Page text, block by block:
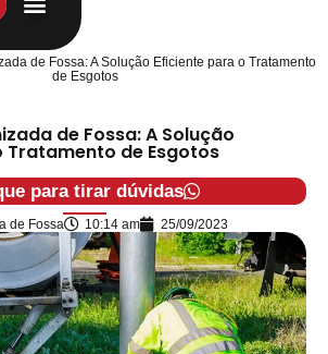
de Fossa: A Solução Eficiente para o Tratamento
de Esgotos
de Fossa: A Solução
Tratamento de Esgotos
para tirar dúvidas
de Fossa 10:14 am 25/09/2023